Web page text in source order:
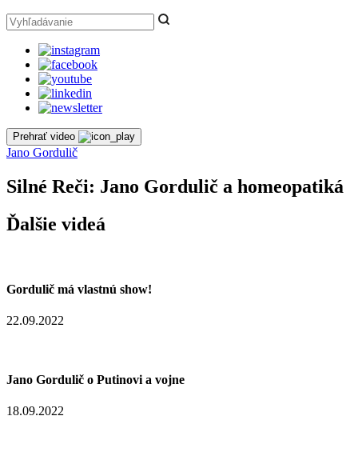
Prehrať video
Jano Gordulič
Silné Reči: Jano Gordulič a homeopatiká
Ďalšie videá
Gordulič má vlastnú show!
22.09.2022
Jano Gordulič o Putinovi a vojne
18.09.2022